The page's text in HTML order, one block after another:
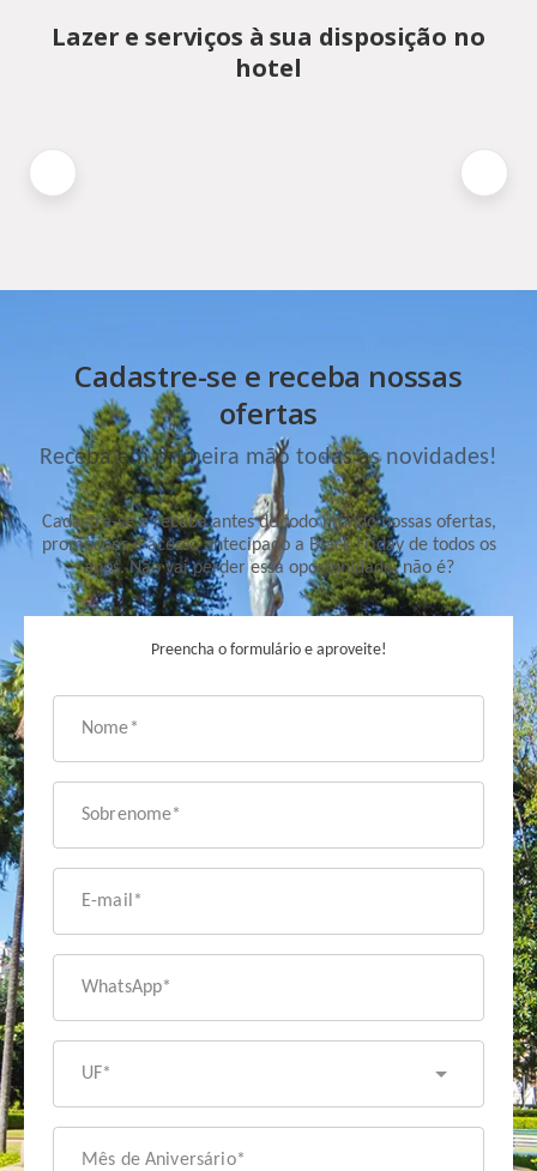
Lazer e serviços à sua disposição no
hotel
Cadastre-se e receba nossas
ofertas
Receba em primeira mão todas as novidades!
Cadastre-se e receba antes de todo mundo nossas ofertas,
promoções e acesso antecipado a Black Friday de todos os
anos. Não vai perder essa oportunidade, não é?
Preencha o formulário e aproveite!
Nome*
Sobrenome*
E-mail*
WhatsApp*
UF*
Mês de Aniversário*